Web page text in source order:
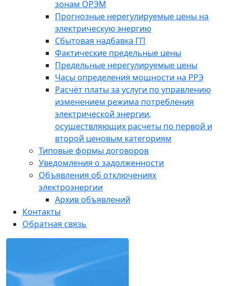
зонам ОРЭМ
Прогнозные нерегулируемые цены на
электрическую энергию
Сбытовая надбавка ГП
Фактические предельные цены
Предельные нерегулируемые цены
Часы определения мощности на РРЭ
Расчёт платы за услуги по управлению
изменением режима потребления
электрической энергии,
осуществляющих расчеты по первой и
второй ценовым категориям
Типовые формы договоров
Уведомления о задолженности
Объявления об отключениях
электроэнергии
Архив объявлений
Контакты
Обратная связь